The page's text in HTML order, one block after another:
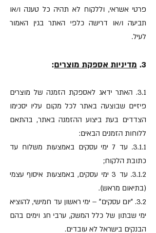
פרטי אשראי, וללקוח לא תהיה כל טענה ו/או
תביעה ו/או דרישה כלפי האתר בגין האמור
לעיל.
3. מדיניות אספקת מוצרים:
3.1. האתר ידאג לאספקת הזמנה של מוצרים
פיזיים שבוצעה באתר לכל מקום עליו יסכימו
הצדדים בעת ביצוע ההזמנה באתר, בהתאם
ללוחות הזמנים הבאים:
3.1.1. עד 7 ימי עסקים באמצעות משלוח עד
כתובת הלקוח;
3.1.2. עד 3 ימי עסקים, באמצעות איסוף עצמי
(בתיאום מראש).
3.2. ״יום עסקים״ – ימי ראשון עד חמישי, להוציא
ימי שבתון של כלל המשק, ערבי חג וימים בהם
הבנקים בישראל לא עובדים.